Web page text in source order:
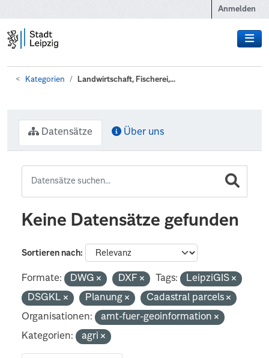
Anmelden
Kategorien Landwirtschaft, Fischerei,...
Datensätze Über uns
Keine Datensätze gefunden
Sortieren nach
Formate: DWG DXF Tags:
LeipziGIS
DSGKL
Planung
Cadastral parcels
Organisationen:
amt-fuer-geoinformation
Kategorien:
agri